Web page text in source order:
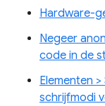
Hardware-
Negeer
code in de
Elementen
schrijfmodi